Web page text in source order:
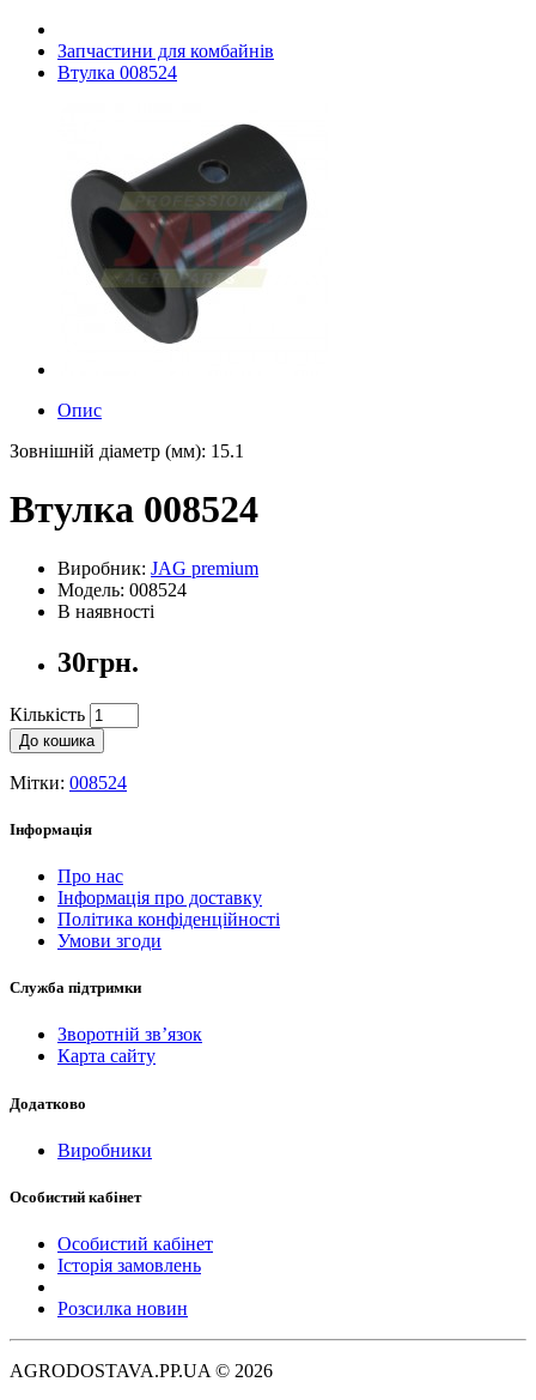
Запчастини для комбайнів
Втулка 008524
Опис
Зовнішній діаметр (мм): 15.1
Втулка 008524
Виробник: JAG premium
Модель: 008524
В наявності
30грн.
Кількість
До кошика
Мітки: 008524
Інформація
Про нас
Інформація про доставку
Політика конфіденційності
Умови згоди
Служба підтримки
Зворотній зв’язок
Карта сайту
Додатково
Виробники
Особистий кабінет
Особистий кабінет
Історія замовлень
Розсилка новин
AGRODOSTAVA.PP.UA © 2026